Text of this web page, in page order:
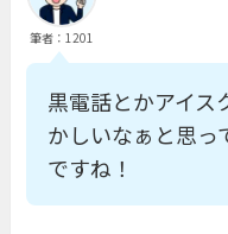
筆者：1201
黒電話とかアイス
かしいなぁと思っ
ですね！